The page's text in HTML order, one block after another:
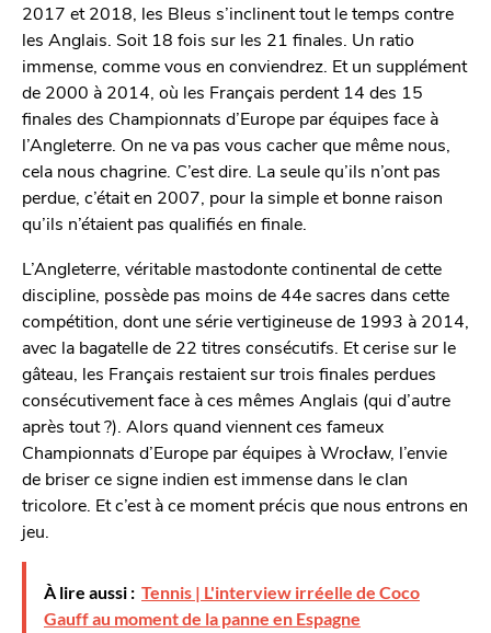
2017 et 2018, les Bleus s’inclinent tout le temps contre
les Anglais. Soit 18 fois sur les 21 finales. Un ratio
immense, comme vous en conviendrez. Et un supplément
de 2000 à 2014, où les Français perdent 14 des 15
finales des Championnats d’Europe par équipes face à
l’Angleterre. On ne va pas vous cacher que même nous,
cela nous chagrine. C’est dire. La seule qu’ils n’ont pas
perdue, c’était en 2007, pour la simple et bonne raison
qu’ils n’étaient pas qualifiés en finale.
L’Angleterre, véritable mastodonte continental de cette
discipline, possède pas moins de 44e sacres dans cette
compétition, dont une série vertigineuse de 1993 à 2014,
avec la bagatelle de 22 titres consécutifs. Et cerise sur le
gâteau, les Français restaient sur trois finales perdues
consécutivement face à ces mêmes Anglais (qui d’autre
après tout ?). Alors quand viennent ces fameux
Championnats d’Europe par équipes à Wrocław, l’envie
de briser ce signe indien est immense dans le clan
tricolore. Et c’est à ce moment précis que nous entrons en
jeu.
À lire aussi : Tennis | L'interview irréelle de Coco
Gauff au moment de la panne en Espagne